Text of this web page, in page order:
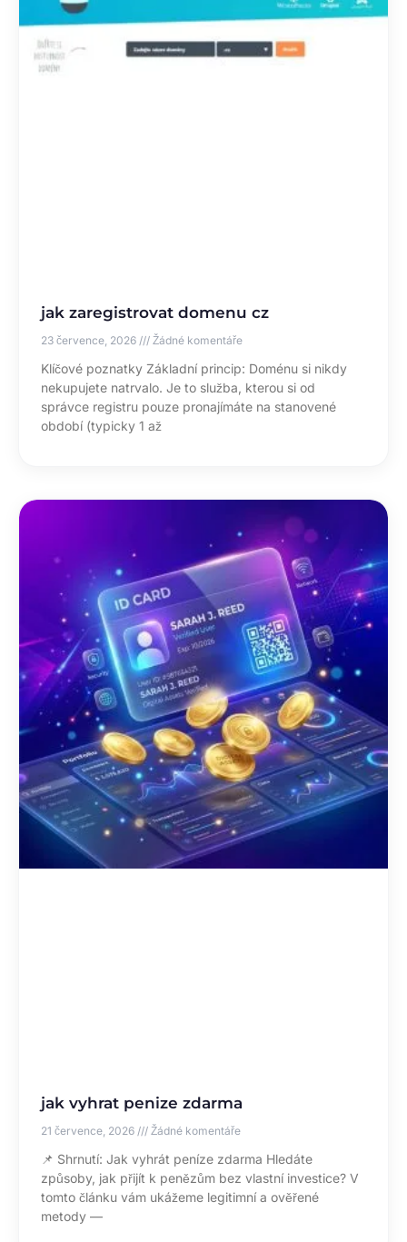
jak zaregistrovat domenu cz
23 července, 2026 Žádné komentáře
Klíčové poznatky Základní princip: Doménu si nikdy
nekupujete natrvalo. Je to služba, kterou si od
správce registru pouze pronajímáte na stanovené
období (typicky 1 až
jak vyhrat penize zdarma
21 července, 2026 Žádné komentáře
📌 Shrnutí: Jak vyhrát peníze zdarma Hledáte
způsoby, jak přijít k penězům bez vlastní investice? V
tomto článku vám ukážeme legitimní a ověřené
metody —